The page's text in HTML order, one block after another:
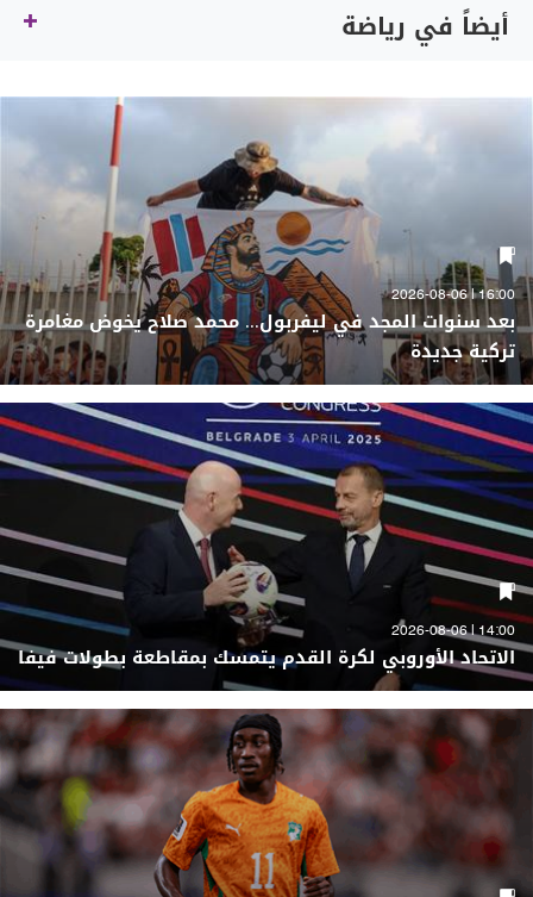
أيضاً في رياضة
16:00 | 2026-08-06
بعد سنوات المجد في ليفربول... محمد صلاح يخوض مغامرة
تركية جديدة
14:00 | 2026-08-06
الاتحاد الأوروبي لكرة القدم يتمسك بمقاطعة بطولات فيفا